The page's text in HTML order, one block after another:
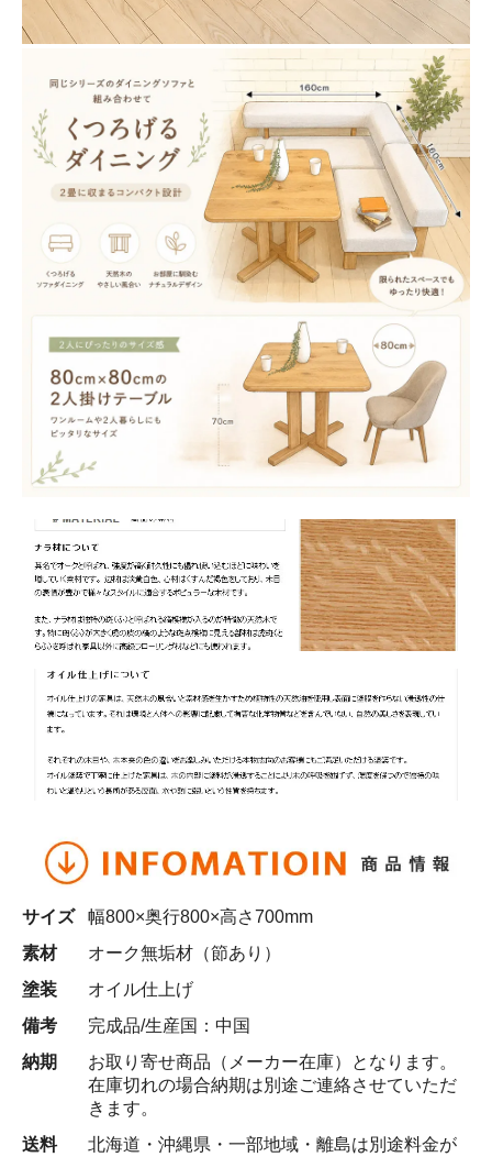
サイズ
幅800×奥行800×高さ700mm
素材
オーク無垢材（節あり）
塗装
オイル仕上げ
備考
完成品/生産国：中国
納期
お取り寄せ商品（メーカー在庫）となります。
在庫切れの場合納期は別途ご連絡させていただ
きます。
送料
北海道・沖縄県・一部地域・離島は別途料金が